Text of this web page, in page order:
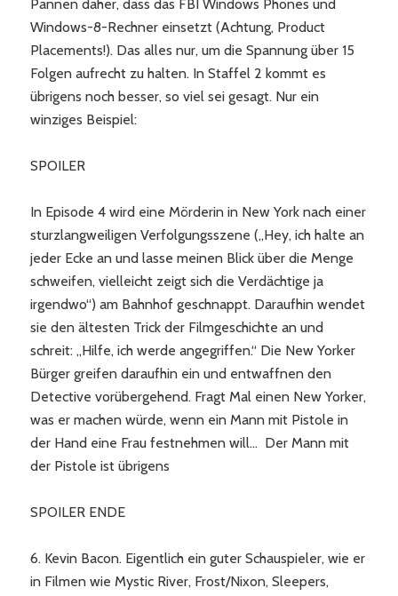
Pannen daher, dass das FBI Windows Phones und
Windows-8-Rechner einsetzt (Achtung, Product
Placements!). Das alles nur, um die Spannung über 15
Folgen aufrecht zu halten. In Staffel 2 kommt es
übrigens noch besser, so viel sei gesagt. Nur ein
winziges Beispiel:
SPOILER
In Episode 4 wird eine Mörderin in New York nach einer
sturzlangweiligen Verfolgungsszene („Hey, ich halte an
jeder Ecke an und lasse meinen Blick über die Menge
schweifen, vielleicht zeigt sich die Verdächtige ja
irgendwo“) am Bahnhof geschnappt. Daraufhin wendet
sie den ältesten Trick der Filmgeschichte an und
schreit: „Hilfe, ich werde angegriffen.“ Die New Yorker
Bürger greifen daraufhin ein und entwaffnen den
Detective vorübergehend. Fragt Mal einen New Yorker,
was er machen würde, wenn ein Mann mit Pistole in
der Hand eine Frau festnehmen will… Der Mann mit
der Pistole ist übrigens
SPOILER ENDE
6. Kevin Bacon. Eigentlich ein guter Schauspieler, wie er
in Filmen wie Mystic River, Frost/Nixon, Sleepers,